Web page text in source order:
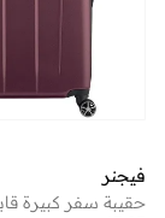
فيجنر